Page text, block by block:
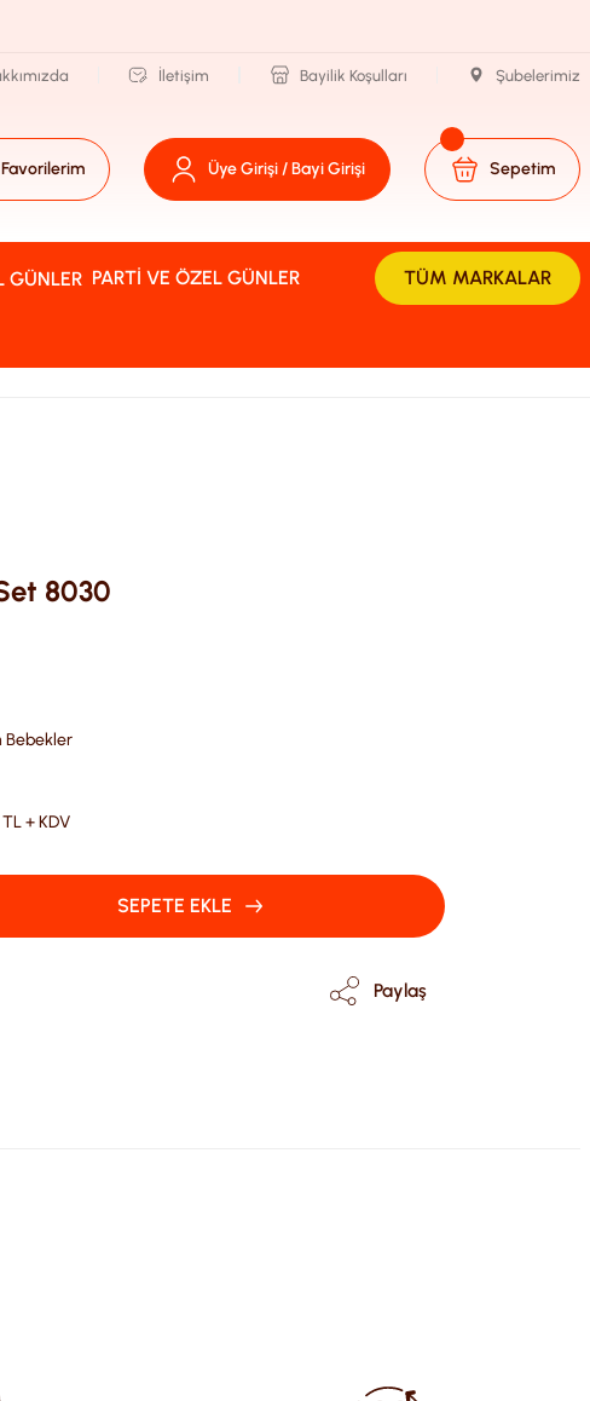
İletişim Bayilik Koşulları Şubelerimiz
Favorilerim Üye Girişi / Bayi Girişi Sepetim
PARTI VE ÖZEL GÜNLER TÜM MARKALAR
8030
Bebekler
TL + KDV
SEPETE EKLE
Paylaş